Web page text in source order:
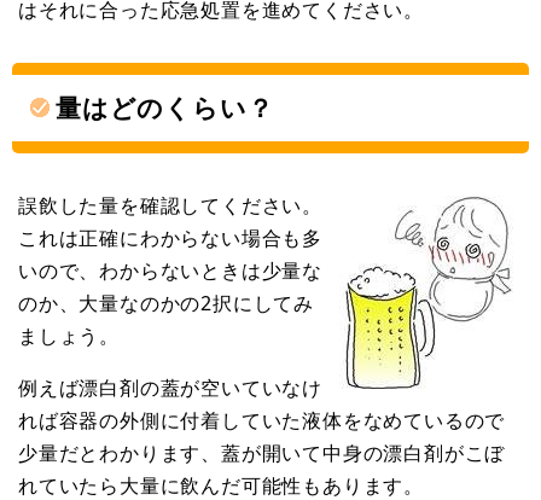
はそれに合った応急処置を進めてください。
量はどのくらい？
誤飲した量を確認してください。
これは正確にわからない場合も多
いので、わからないときは少量な
のか、大量なのかの2択にしてみ
ましょう。
例えば漂白剤の蓋が空いていなけ
れば容器の外側に付着していた液体をなめているので
少量だとわかります、蓋が開いて中身の漂白剤がこぼ
れていたら大量に飲んだ可能性もあります。